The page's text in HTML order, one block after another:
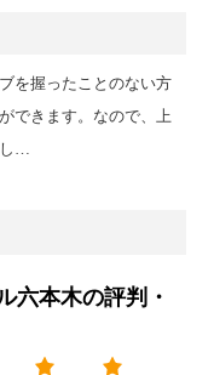
を握ったことのない方
できます。なので、上
し…
六本木の評判・